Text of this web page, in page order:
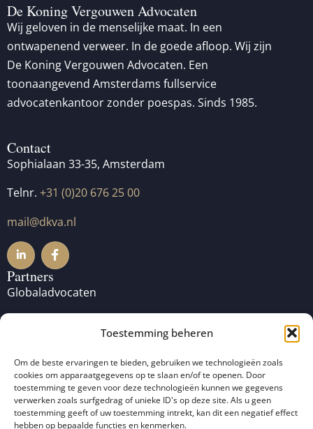
Toestemming beheren
Om de beste ervaringen te bieden, gebruiken we technologieën zoals
cookies om apparaatgegevens op te slaan en/of te openen. Door
toestemming te geven voor deze technologieën kunnen we gegevens
verwerken zoals surfgedrag of unieke ID's op deze site. Als u geen
toestemming geeft of uw toestemming intrekt, kan dit een negatief effect
hebben op bepaalde functies en kenmerken.
De Koning Vergouwen Advocaten
Wij geloven in de menselijke maat. In een
ontwapenend verweer. In de goede afloop. Wij zijn
De Koning Vergouwen Advocaten. Een
toonaangevend Amsterdams fullservice
advocatenkantoor zonder poespas. Sinds 1985.
Contact
Sophialaan 33-35, Amsterdam
Telnr. +31 (0)20 676 25 00
mail@dkva.nl
Partners
Globaladvocaten